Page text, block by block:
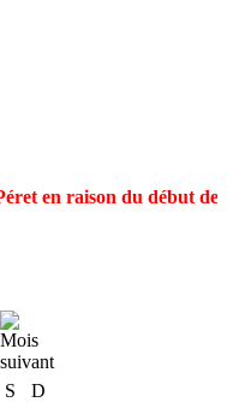
en raison du début
S
D